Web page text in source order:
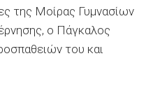
της Μοίρας Γυμνασίων
ο Πάγκαλος
του και